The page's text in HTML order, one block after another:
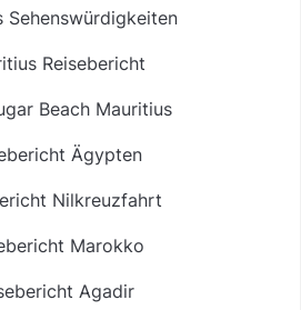
Sehenswürdigkeiten
Reisebericht
Beach Mauritius
Ägypten
Nilkreuzfahrt
Marokko
Agadir